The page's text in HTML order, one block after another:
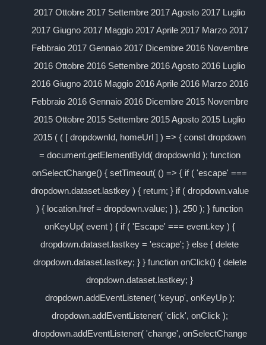
2017 Ottobre 2017 Settembre 2017 Agosto 2017 Luglio
2017 Giugno 2017 Maggio 2017 Aprile 2017 Marzo 2017
Febbraio 2017 Gennaio 2017 Dicembre 2016 Novembre
2016 Ottobre 2016 Settembre 2016 Agosto 2016 Luglio
2016 Giugno 2016 Maggio 2016 Aprile 2016 Marzo 2016
Febbraio 2016 Gennaio 2016 Dicembre 2015 Novembre
2015 Ottobre 2015 Settembre 2015 Agosto 2015 Luglio
2015 ( ( [ dropdownId, homeUrl ] ) => { const dropdown
= document.getElementById( dropdownId ); function
onSelectChange() { setTimeout( () => { if ( 'escape' ===
dropdown.dataset.lastkey ) { return; } if ( dropdown.value
) { location.href = dropdown.value; } }, 250 ); } function
onKeyUp( event ) { if ( 'Escape' === event.key ) {
dropdown.dataset.lastkey = 'escape'; } else { delete
dropdown.dataset.lastkey; } } function onClick() { delete
dropdown.dataset.lastkey; }
dropdown.addEventListener( 'keyup', onKeyUp );
dropdown.addEventListener( 'click', onClick );
dropdown.addEventListener( 'change', onSelectChange